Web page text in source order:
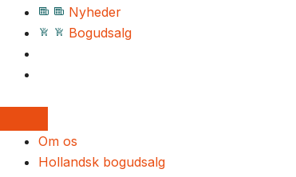
Nyheder
Bogudsalg
Om os
Hollandsk bogudsalg